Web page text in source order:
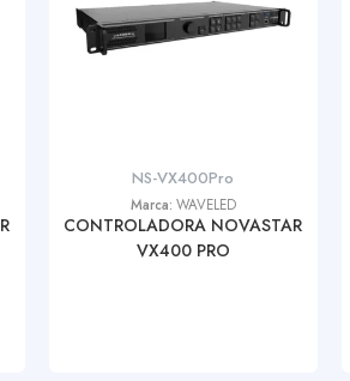
NS-VX400Pro
Marca: WAVELED
CONTROLADORA NOVASTAR
VX400 PRO